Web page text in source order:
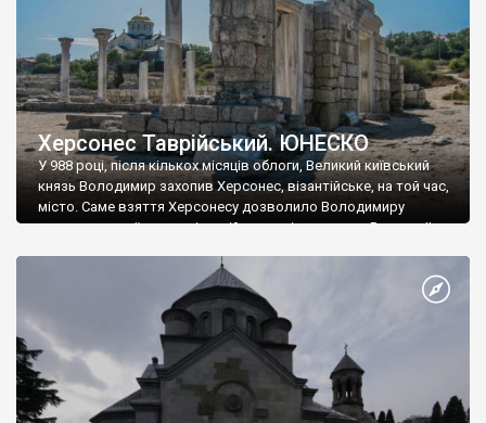
Херсонес Таврійський. ЮНЕСКО
У 988 році, після кількох місяців облоги, Великий київський
князь Володимир захопив Херсонес, візантійське, на той час,
місто. Саме взяття Херсонесу дозволило Володимиру
диктувати свої умови візантійському імператору Василю ІІ, та
Херсонесі Володимир-язичник, став Василем-християнином.
А потім було Хрещення Русі. На честь Херсонесу Таврійського